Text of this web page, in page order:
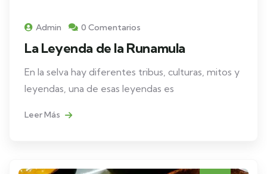
Admin 0 Comentarios
La Leyenda de la Runamula
En la selva hay diferentes tribus, culturas, mitos y
leyendas, una de esas leyendas es
Leer Más